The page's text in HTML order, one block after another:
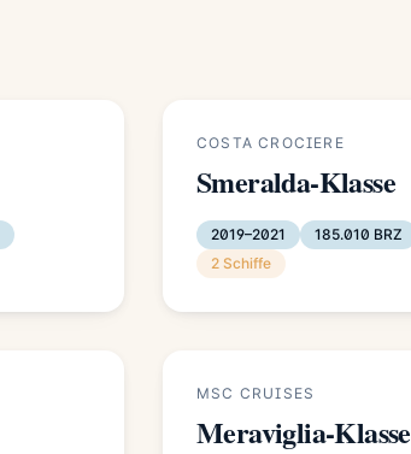
COSTA CROCIERE
Smeralda-Klasse
2019–2021 185.010 BRZ
2 Schiffe
MSC CRUISES
Meraviglia-Klasse